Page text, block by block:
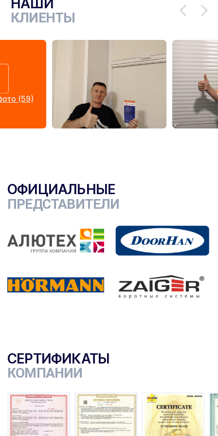
КЛИЕНТЫ
(59)
ОФИЦИАЛЬНЫЕ
ПРЕДСТАВИТЕЛИ
СЕРТИФИКАТЫ
КОМПАНИИ